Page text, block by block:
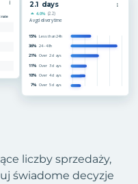
liczby sprzedaży,
świadome decyzje